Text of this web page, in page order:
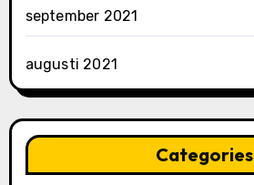
september 2021
augusti 2021
Categories